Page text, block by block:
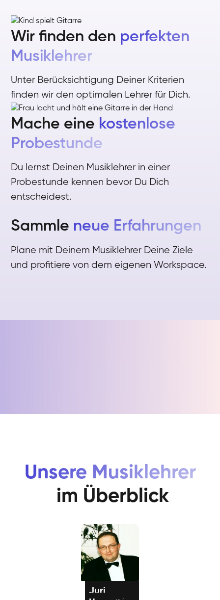
Wir finden den perfekten
Musiklehrer
Unter Berücksichtigung Deiner Kriterien
finden wir den optimalen Lehrer für Dich.
Mache eine kostenlose
Probestunde
Du lernst Deinen Musiklehrer in einer
Probestunde kennen bevor Du Dich
entscheidest.
Sammle neue Erfahrungen
Plane mit Deinem Musiklehrer Deine Ziele
und profitiere von dem eigenen Workspace.
Unsere Musiklehrer
im Überblick
Juri